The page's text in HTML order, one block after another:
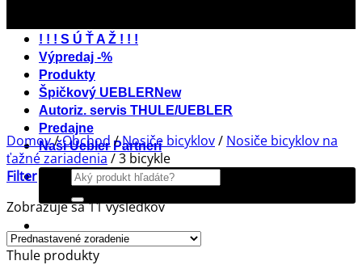
! ! ! S Ú Ť A Ž ! ! !
Výpredaj -%
Produkty
Špičkový UEBLER
Autoriz. servis THULE/UEBLER
Predajne
Naši Uebler Partneri
Hľadať:
Domov/ Obchod / Nosiče bicyklov/ Nosiče bicyklov na
ťažné zariadenia /3 bicykle
Filter
Zobrazuje sa 11 výsledkov
Thule produkty